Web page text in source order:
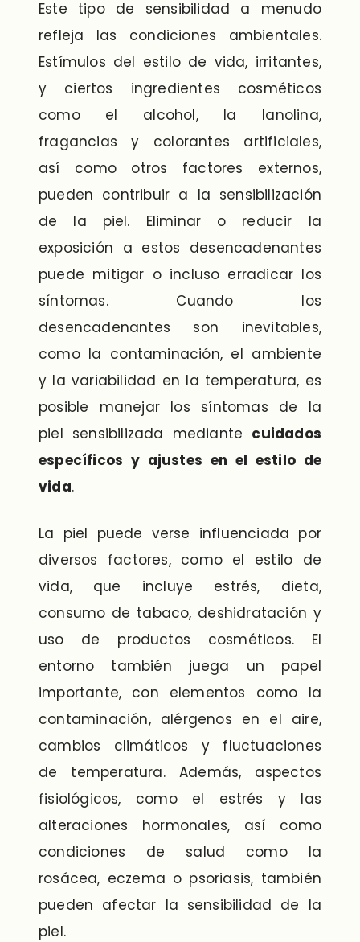
Este tipo de sensibilidad a menudo
refleja las condiciones ambientales.
Estímulos del estilo de vida, irritantes,
y ciertos ingredientes cosméticos
como el alcohol, la lanolina,
fragancias y colorantes artificiales,
así como otros factores externos,
pueden contribuir a la sensibilización
de la piel. Eliminar o reducir la
exposición a estos desencadenantes
puede mitigar o incluso erradicar los
síntomas. Cuando los
desencadenantes son inevitables,
como la contaminación, el ambiente
y la variabilidad en la temperatura, es
posible manejar los síntomas de la
piel sensibilizada mediante cuidados
específicos y ajustes en el estilo de
vida.
La piel puede verse influenciada por
diversos factores, como el estilo de
vida, que incluye estrés, dieta,
consumo de tabaco, deshidratación y
uso de productos cosméticos. El
entorno también juega un papel
importante, con elementos como la
contaminación, alérgenos en el aire,
cambios climáticos y fluctuaciones
de temperatura. Además, aspectos
fisiológicos, como el estrés y las
alteraciones hormonales, así como
condiciones de salud como la
rosácea, eczema o psoriasis, también
pueden afectar la sensibilidad de la
piel.